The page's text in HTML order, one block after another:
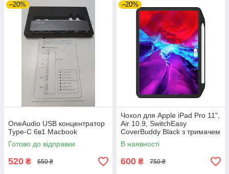
–20%
OneAudio USB концентратор
Type-C 6в1 Macbook
Готово до відправки
520 ₴ 650 ₴
–20%
Чохол для Apple iPad Pro 11",
Air 10.9, SwitchEasy
CoverBuddy Black з тримачем
для Apple Pencil
В наявності
600 ₴ 750 ₴